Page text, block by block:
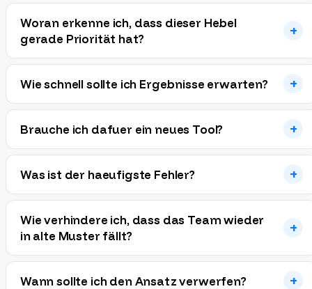
Woran erkenne ich, dass dieser Hebel
gerade Priorität hat?
Wie schnell sollte ich Ergebnisse erwarten?
Brauche ich dafuer ein neues Tool?
Was ist der haeufigste Fehler?
Wie verhindere ich, dass das Team wieder
in alte Muster fällt?
Wann sollte ich den Ansatz verwerfen?